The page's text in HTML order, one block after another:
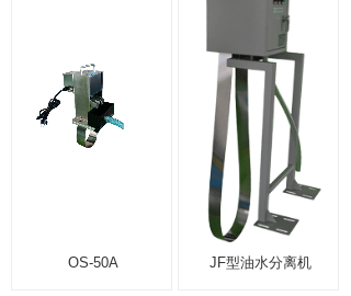
OS-50A JF型油水分离机